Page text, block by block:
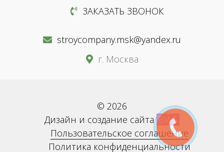
ЗАКАЗАТЬ ЗВОНОК
stroycompany.msk@yandex.ru
г. Москва
© 2026
Дизайн и создание сайтаBWS
Пользовательское соглашение
Политика конфиденциальности